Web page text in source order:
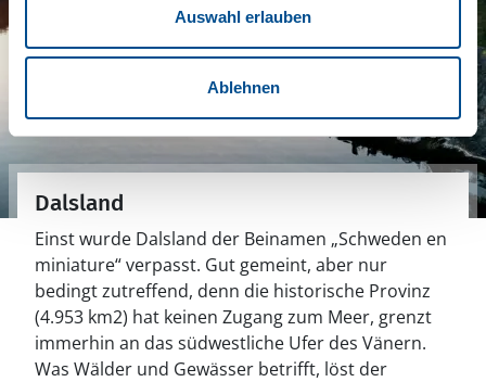
Auswahl erlauben
Ablehnen
Dalsland
Einst wurde Dalsland der Beinamen „Schweden en
miniature“ verpasst. Gut gemeint, aber nur
bedingt zutreffend, denn die historische Provinz
(4.953 km2) hat keinen Zugang zum Meer, grenzt
immerhin an das südwestliche Ufer des Vänern.
Was Wälder und Gewässer betrifft, löst der